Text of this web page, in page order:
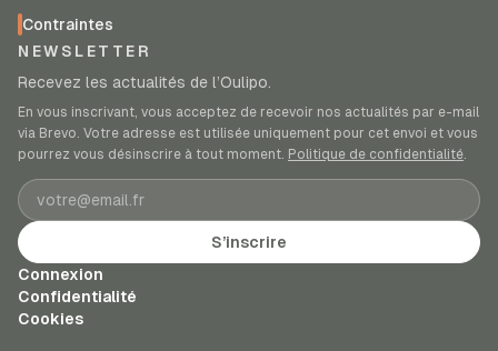
Contraintes
NEWSLETTER
Recevez les actualités de l’Oulipo.
En vous inscrivant, vous acceptez de recevoir nos actualités par e-mail
via Brevo. Votre adresse est utilisée uniquement pour cet envoi et vous
pourrez vous désinscrire à tout moment. Politique de confidentialité.
Adresse e-mail
S’inscrire
Connexion
Confidentialité
Cookies